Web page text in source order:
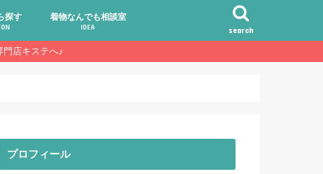
search
探す 着物なんでも相談室
IDEA
コーディネート・アレンジ術
選び方・着方・ハウツー
着物の豆知識・雑学
着物のルール・マナー・基礎知識
素朴な疑問・Q&A・お客様の声
店キステへ♪
プロフィール